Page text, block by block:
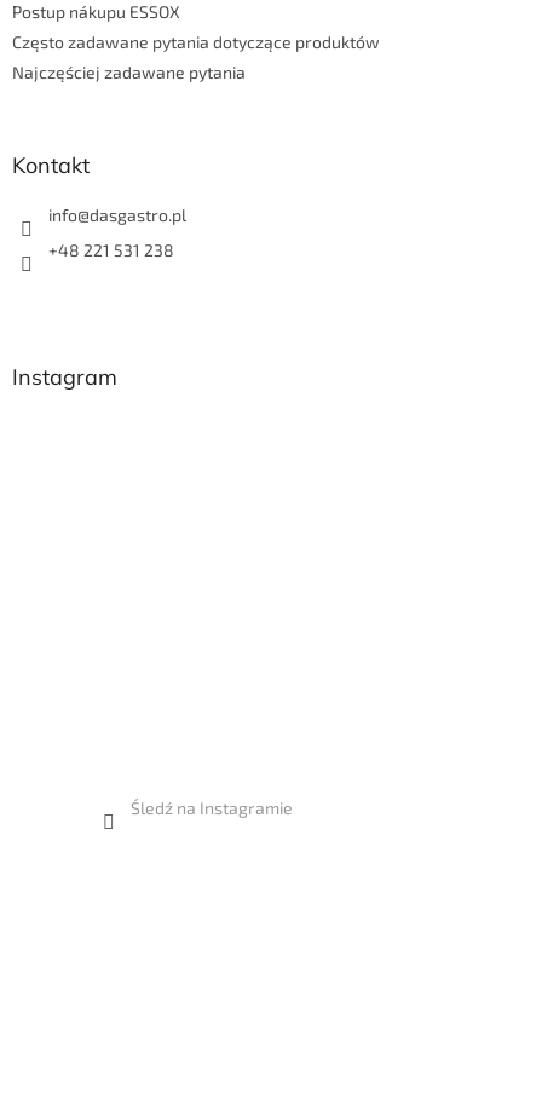
Postup nákupu ESSOX
Często zadawane pytania dotyczące produktów
Najczęściej zadawane pytania
Kontakt
info@dasgastro.pl
+48 221 531 238
Instagram
Śledź na Instagramie